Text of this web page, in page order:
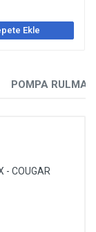
POMPA
- COUGAR
Ekle